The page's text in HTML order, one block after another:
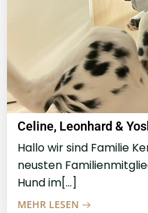
Celine, Leonhard &
Hallo wir sind Familie
neusten
Hund im[…]
MEHR LESEN